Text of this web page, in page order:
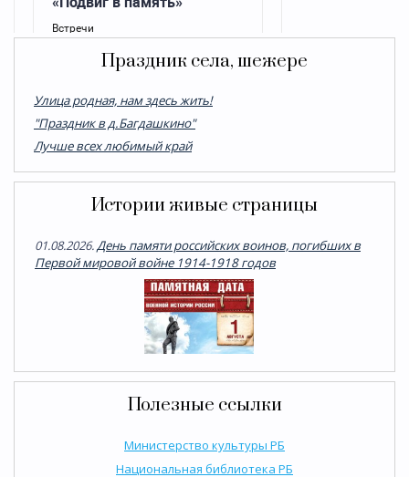
Праздник села, шежере
Улица родная, нам здесь жить!
"Праздник в д.Багдашкино"
Лучше всех любимый край
Истории живые страницы
01.08.2026.День памяти российских воинов, погибших в
Первой мировой войне 1914-1918 годов
Полезные ссылки
Министерство культуры РБ
Национальная библиотека РБ